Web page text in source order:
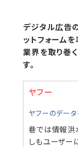
デジタル広告
ットフォーム
業界を取り巻
す。
ヤフー
ヤフーのデー
巷では情報洪
しもユーザー